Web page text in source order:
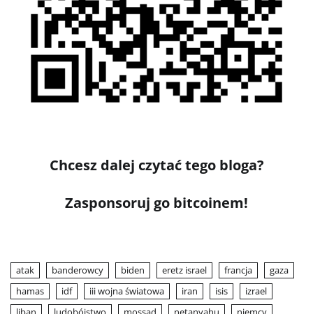
Chcesz dalej czytać tego bloga?
Zasponsoruj go bitcoinem!
atak banderowcy biden eretz israel francja
gaza
hamas
idf iii wojna światowa iran isis
izrael